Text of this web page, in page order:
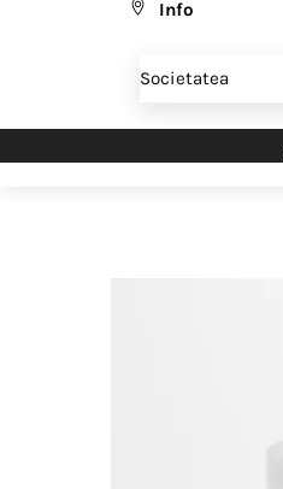
Info
Societatea